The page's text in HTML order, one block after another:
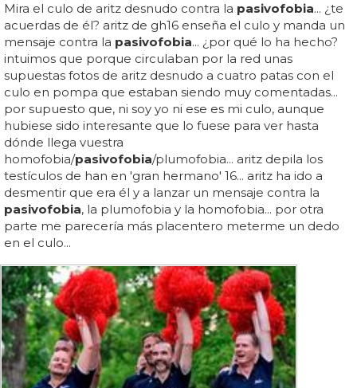
Mira el culo de aritz desnudo contra la pasivofobia... ¿te
acuerdas de él? aritz de gh16 enseña el culo y manda un
mensaje contra la pasivofobia... ¿por qué lo ha hecho?
intuimos que porque circulaban por la red unas
supuestas fotos de aritz desnudo a cuatro patas con el
culo en pompa que estaban siendo muy comentadas...
por supuesto que, ni soy yo ni ese es mi culo, aunque
hubiese sido interesante que lo fuese para ver hasta
dónde llega vuestra
homofobia/pasivofobia/plumofobia... aritz depila los
testículos de han en 'gran hermano' 16... aritz ha ido a
desmentir que era él y a lanzar un mensaje contra la
pasivofobia, la plumofobia y la homofobia... por otra
parte me parecería más placentero meterme un dedo
en el culo...